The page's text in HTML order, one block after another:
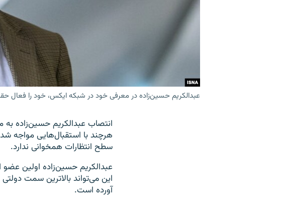
عبدالکریم حسین‌زاده در معرفی خود در شبکه ایکس، خود را فعال
انتصاب عبدالکریم حسین‌زاده
هرچند با استقبال‌هایی مواجه
سطح انتظارات همخوانی ندارد.
عبدالکریم حسین‌زاده اولین
آورده است.